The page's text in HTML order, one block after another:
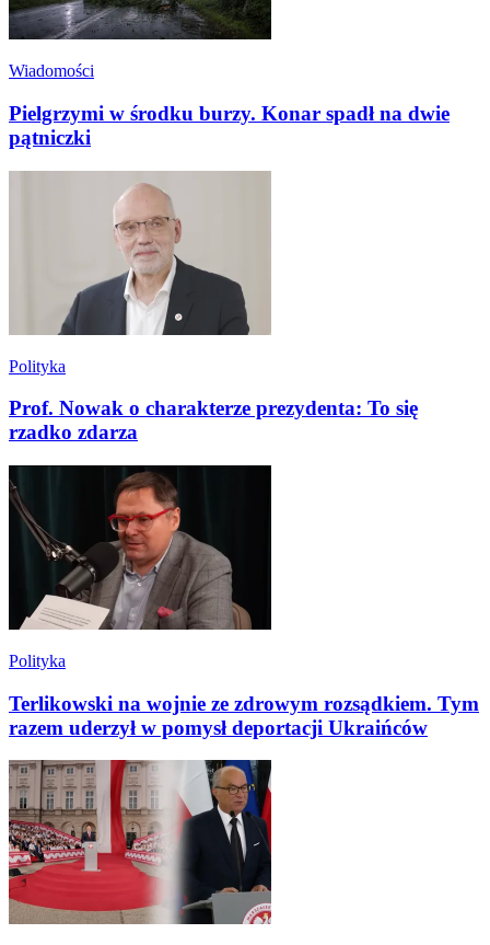
Wiadomości
Pielgrzymi w środku burzy. Konar spadł na dwie
pątniczki
Polityka
Prof. Nowak o charakterze prezydenta: To się
rzadko zdarza
Polityka
Terlikowski na wojnie ze zdrowym rozsądkiem. Tym
razem uderzył w pomysł deportacji Ukraińców